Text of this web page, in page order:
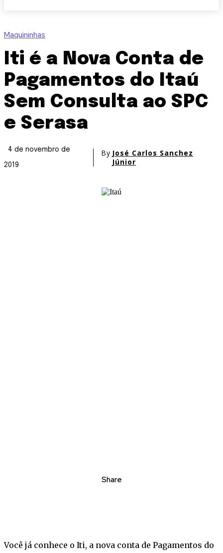
Maquininhas
Iti é a Nova Conta de
Pagamentos do Itaú
Sem Consulta ao SPC
e Serasa
4 de novembro de
2019
By José Carlos Sanchez
Júnior
Share
Você já conhece o Iti, a nova conta de Pagamentos do